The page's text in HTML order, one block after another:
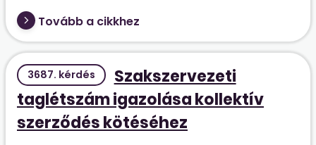
Tovább a cikkhez
3687. kérdés
Szakszervezeti
taglétszám igazolása kollektív
szerződés kötéséhez